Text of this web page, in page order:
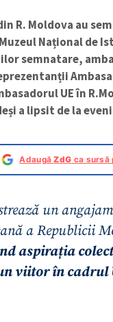
R. Moldova au
Național de
semnatare,
UE în
a lipsit de la
AdaugăZdG ca sursă
un
a Republicii
aspirația
viitor în